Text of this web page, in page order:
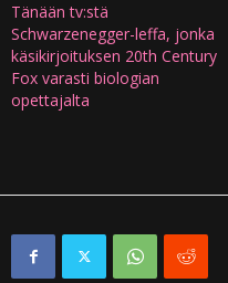
Tänään tv:stä
Schwarzenegger-leffa, jonka
käsikirjoituksen 20th Century
Fox varasti biologian
opettajalta